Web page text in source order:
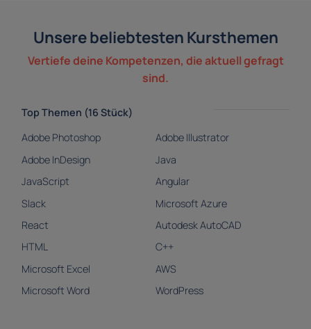
Unsere beliebtesten Kursthemen
Vertiefe deine Kompetenzen, die aktuell gefragt
sind.
Top Themen (16 Stück)
Adobe Photoshop
Adobe Illustrator
Adobe InDesign
Java
JavaScript
Angular
Slack
Microsoft Azure
React
Autodesk AutoCAD
HTML
C++
Microsoft Excel
AWS
Microsoft Word
WordPress